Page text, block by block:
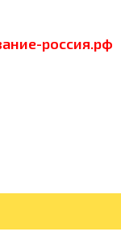
россия.рф